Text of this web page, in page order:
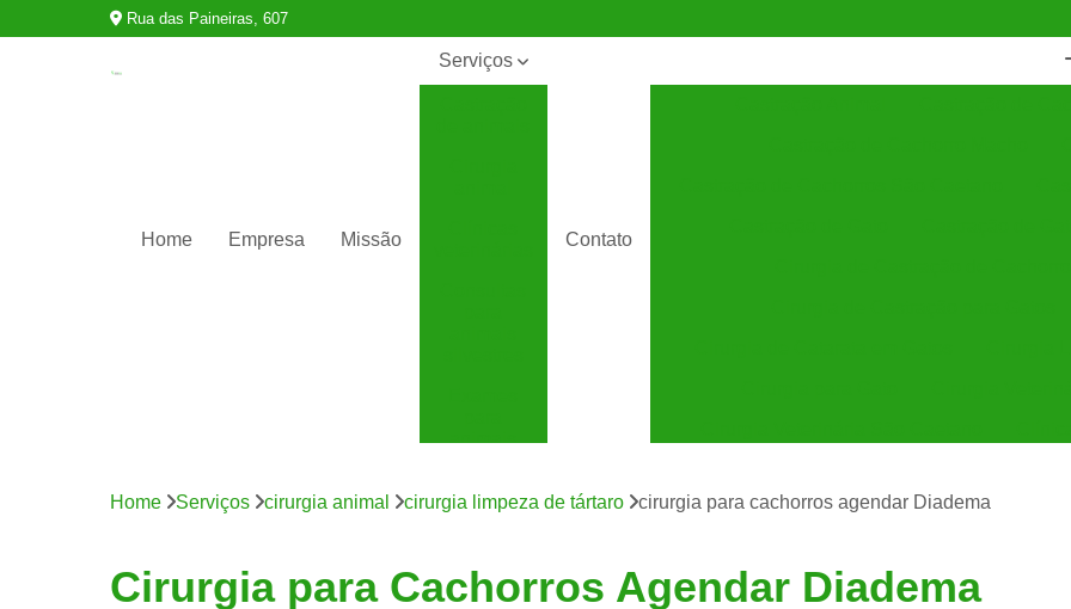
Rua das Paineiras, 607
Home Empresa Missão
Serviços
animais
para
tártaro
Contato
Clínica Veterinária Especializada em Cães
Clínica Veterinária Santo André
Home Serviços cirurgia animal cirurgia limpeza de tártaro cirurgia para cachorros agendar Diadema
Cirurgia para Cachorros Agendar Diadema